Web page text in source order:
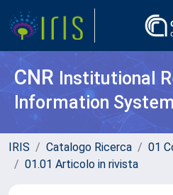
CNR Institutional
Information
IRIS Catalogo Ricerca
01
01.01 Articolo in rivista